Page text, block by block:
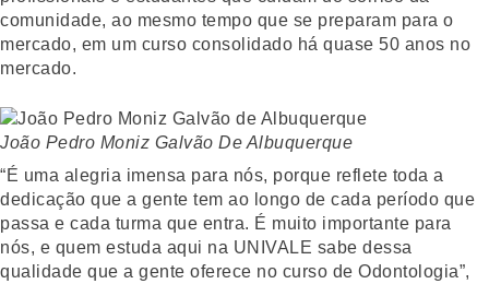
comunidade, ao mesmo tempo que se preparam para o
mercado, em um curso consolidado há quase 50 anos no
mercado.
João Pedro Moniz Galvão De Albuquerque
“É uma alegria imensa para nós, porque reflete toda a
dedicação que a gente tem ao longo de cada período que
passa e cada turma que entra. É muito importante para
nós, e quem estuda aqui na UNIVALE sabe dessa
qualidade que a gente oferece no curso de Odontologia”,